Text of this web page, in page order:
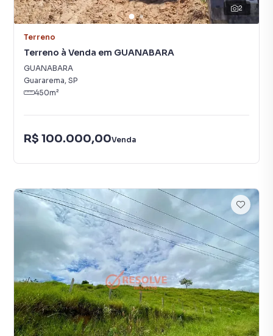
2
Terreno
Terreno à Venda em GUANABARA
GUANABARA
Guararema, SP
450m²
R$ 100.000,00Venda